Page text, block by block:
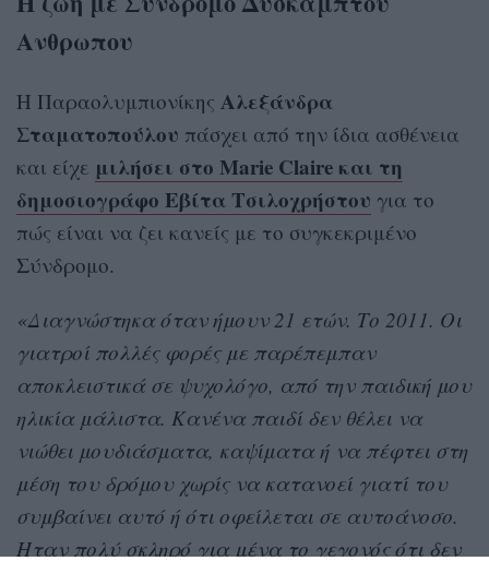
Ανθρωπου
Η Παραολυμπιονίκης Αλεξάνδρα
Σταματοπούλου πάσχει από την ίδια ασθένεια
και είχε μιλήσει στο Marie Claire και τη
δημοσιογράφο Εβίτα Τσιλοχρήστου για το
πώς είναι να ζει κανείς με το συγκεκριμένο
Σύνδρομο.
«Διαγνώστηκα όταν ήμουν 21 ετών. Το 2011. Οι
γιατροί πολλές φορές με παρέπεμπαν
αποκλειστικά σε ψυχολόγο, από την παιδική μου
ηλικία μάλιστα. Κανένα παιδί δεν θέλει να
νιώθει μουδιάσματα, καψίματα ή να πέφτει στη
μέση του δρόμου χωρίς να κατανοεί γιατί του
συμβαίνει αυτό ή ότι οφείλεται σε αυτοάνοσο.
Ηταν πολύ σκληρό για μένα το γεγονός ότι δεν